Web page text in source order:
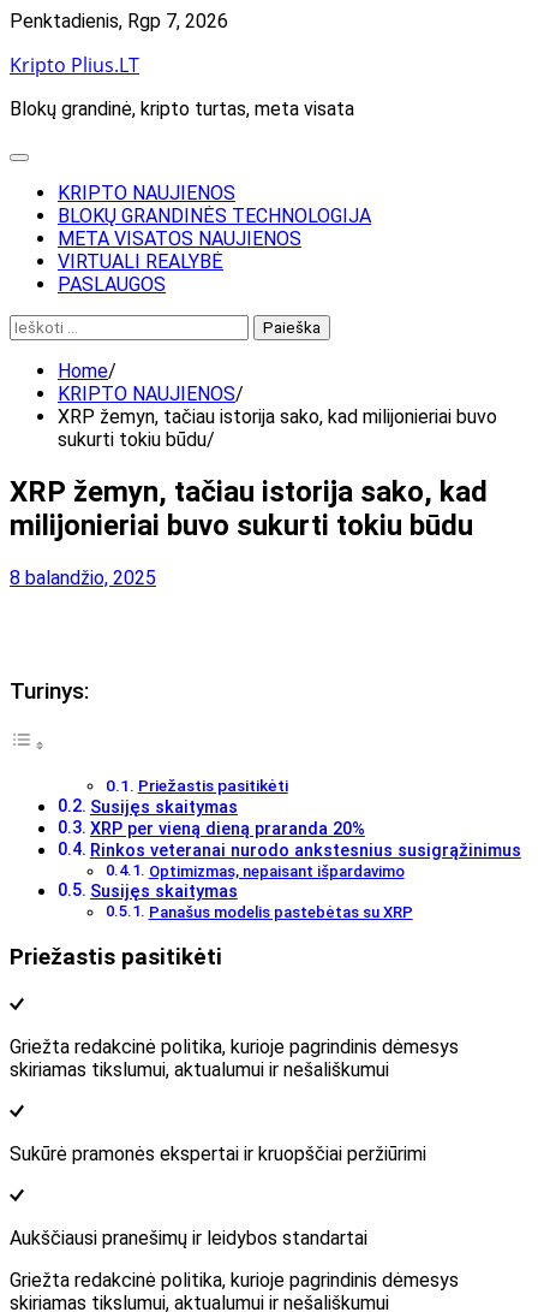
Skip
content
Penktadienis, Rgp 7, 2026
Kripto Plius.LT
Blokų grandinė, kripto turtas, meta visata
KRIPTO NAUJIENOS
BLOKŲ GRANDINĖS TECHNOLOGIJA
META VISATOS NAUJIENOS
VIRTUALI REALYBĖ
PASLAUGOS
Ieškoti:
Home
KRIPTO NAUJIENOS
XRP žemyn, tačiau istorija sako, kad milijonieriai buvo
sukurti tokiu būdu
XRP žemyn, tačiau istorija sako, kad
milijonieriai buvo sukurti tokiu būdu
8 balandžio, 2025
Turinys:
Priežastis pasitikėti
Susijęs skaitymas
XRP per vieną dieną praranda 20%
Rinkos veteranai nurodo ankstesnius susigrąžinimus
Optimizmas, nepaisant išpardavimo
Susijęs skaitymas
Panašus modelis pastebėtas su XRP
Priežastis pasitikėti
Griežta redakcinė politika, kurioje pagrindinis dėmesys
skiriamas tikslumui, aktualumui ir nešališkumui
Sukūrė pramonės ekspertai ir kruopščiai peržiūrimi
Aukščiausi pranešimų ir leidybos standartai
Griežta redakcinė politika, kurioje pagrindinis dėmesys
skiriamas tikslumui, aktualumui ir nešališkumui